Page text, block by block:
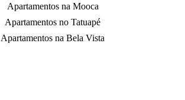
Apartamentos na Mooca
Apartamentos no Tatuapé
Apartamentos na Bela Vista